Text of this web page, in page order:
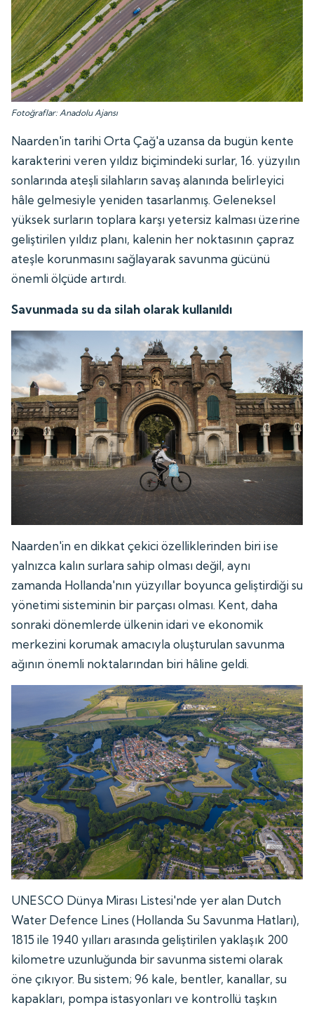
Fotoğraflar: Anadolu Ajansı
Naarden'in tarihi Orta Çağ'a uzansa da bugün kente
karakterini veren yıldız biçimindeki surlar, 16. yüzyılın
sonlarında ateşli silahların savaş alanında belirleyici
hâle gelmesiyle yeniden tasarlanmış. Geleneksel
yüksek surların toplara karşı yetersiz kalması üzerine
geliştirilen yıldız planı, kalenin her noktasının çapraz
ateşle korunmasını sağlayarak savunma gücünü
önemli ölçüde artırdı.
Savunmada su da silah olarak kullanıldı
Naarden'in en dikkat çekici özelliklerinden biri ise
yalnızca kalın surlara sahip olması değil, aynı
zamanda Hollanda'nın yüzyıllar boyunca geliştirdiği su
yönetimi sisteminin bir parçası olması. Kent, daha
sonraki dönemlerde ülkenin idari ve ekonomik
merkezini korumak amacıyla oluşturulan savunma
ağının önemli noktalarından biri hâline geldi.
UNESCO Dünya Mirası Listesi'nde yer alan Dutch
Water Defence Lines (Hollanda Su Savunma Hatları),
1815 ile 1940 yılları arasında geliştirilen yaklaşık 200
kilometre uzunluğunda bir savunma sistemi olarak
öne çıkıyor. Bu sistem; 96 kale, bentler, kanallar, su
kapakları, pompa istasyonları ve kontrollü taşkın